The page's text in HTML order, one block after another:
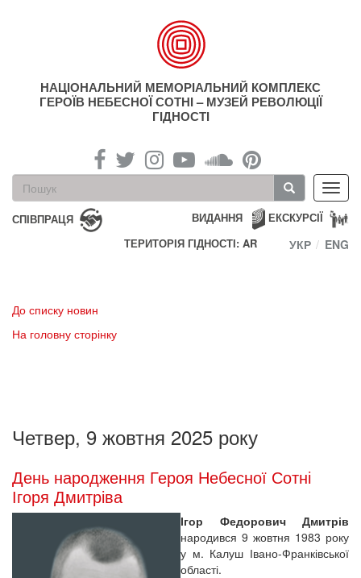
НАЦІОНАЛЬНИЙ МЕМОРІАЛЬНИЙ КОМПЛЕКС
ГЕРОЇВ НЕБЕСНОЇ СОТНІ – МУЗЕЙ РЕВОЛЮЦІЇ
ГІДНОСТІ
Пошукова
форма
Пошук
СПІВПРАЦЯ ЕКСКУРСІЇ
ВИДАННЯ
ТЕРИТОРІЯ ГІДНОСТІ: AR
УКР ENG
До списку новин
На головну сторінку
Четвер, 9 жовтня 2025 року
День народження Героя Небесної Сотні
Ігоря Дмитріва
Ігор Федорович Дмитрів
народився 9 жовтня 1983 року
у м. Калуш Івано-Франківської
області.